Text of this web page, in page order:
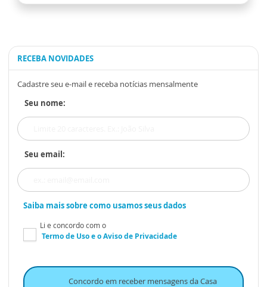
RECEBA NOVIDADES
Cadastre seu e-mail e receba notícias mensalmente
Seu nome:
Seu email:
Saiba mais sobre como usamos seus dados
Li e concordo com o
Termo de Usoe oAviso de Privacidade
Concordo em receber mensagens da Casa